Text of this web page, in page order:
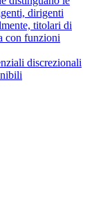
dirigenti
titolari di
con funzioni
discrezionali